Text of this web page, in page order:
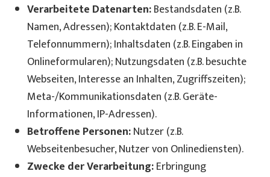
Verarbeitete Datenarten:Bestandsdaten (z.B.
Namen, Adressen); Kontaktdaten (z.B. E-Mail,
Telefonnummern); Inhaltsdaten (z.B. Eingaben in
Onlineformularen); Nutzungsdaten (z.B. besuchte
Webseiten, Interesse an Inhalten, Zugriffszeiten);
Meta-/Kommunikationsdaten (z.B. Geräte-
Informationen, IP-Adressen).
Betroffene Personen:Nutzer (z.B.
Webseitenbesucher, Nutzer von Onlinediensten).
Zwecke der Verarbeitung:Erbringung